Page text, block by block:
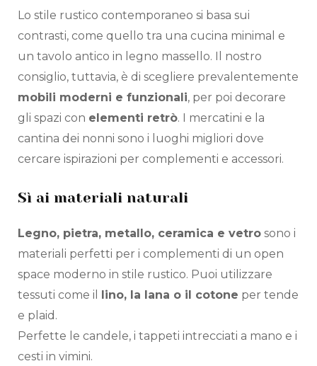
Lo stile rustico contemporaneo si basa sui
contrasti, come quello tra una cucina minimal e
un tavolo antico in legno massello. Il nostro
consiglio, tuttavia, è di scegliere prevalentemente
mobili moderni e funzionali, per poi decorare
gli spazi con elementi retrò. I mercatini e la
cantina dei nonni sono i luoghi migliori dove
cercare ispirazioni per complementi e accessori.
Sì ai materiali naturali
Legno, pietra, metallo, ceramica e vetro sono i
materiali perfetti per i complementi di un open
space moderno in stile rustico. Puoi utilizzare
tessuti come il lino, la lana o il cotone per tende
e plaid.
Perfette le candele, i tappeti intrecciati a mano e i
cesti in vimini.